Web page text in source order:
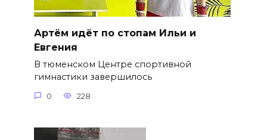
Артём идёт по стопам Ильи и
Евгения
В тюменском Центре спортивной
гимнастики завершилось
0 228